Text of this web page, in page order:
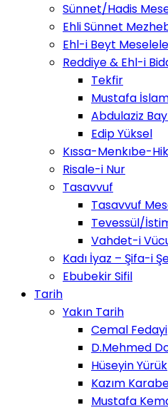
Sünnet/Hadis
Ehli Sünnet
Ehl-i Beyt
Reddiye & Ehl-i
Tekfir
Mustafa
Abdulaziz
Edip Yüksel
Kıssa-Menkıbe-
Risale-i Nur
Tasavvuf
Tasavvuf
Tevessül/
Vahdet-i
Kadı İyaz – Şifa-i
Ebubekir Sifil
Tarih
Yakın Tarih
Cemal Fedayi
D.Mehmed
Hüseyin Yürük
Kazım
Mustafa